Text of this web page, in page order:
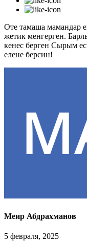
Оте тамаша мамандар
жетик менгерген.
кенес берген Сырым
елене берсин!
Меир Абдрахманов
5 февраля, 2025